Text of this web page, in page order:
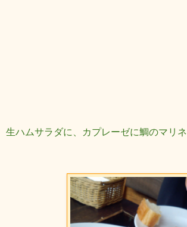
生ハムサラダに、カプレーゼに鯛のマリネ